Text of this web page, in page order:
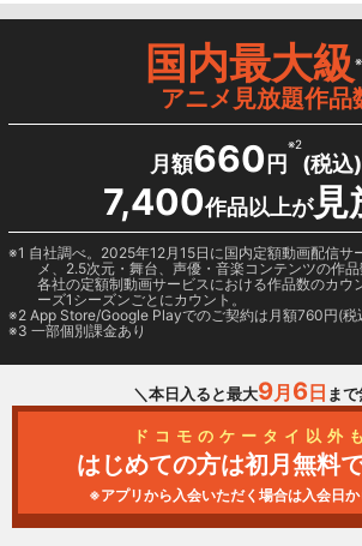
国内最大級
アニメ見放題作品
月額660 円
※2
(税込
7,400作品以上が見
1 自社調べ。2025年12月15日に国内定額動画配信サ
メ、2.5次元・舞台、声優・音楽コンテンツの作品
各社の定額制動画サービスにおける作品数のカウ
ーズ1シーズンごとにカウント。
2 App Store/Google Playでのご契約は月額760円(税
3 一部個別課金あり
＼本日入ると最大9月 6日 ま
ドコモのケータイ以外
はじめての方は初月無料
※アプリから入会いただく場合は入会日